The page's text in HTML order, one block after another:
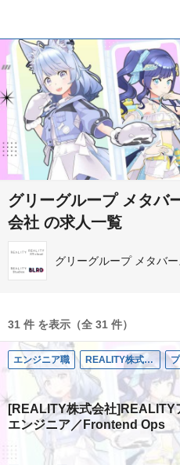
グリーグループ メタバ
会社 の求人一覧
グリーグループ メタバ
31 件 を表示（全 31 件）
エンジニア職 REALITY株式会社
[REALITY株式会社]REALITY
エンジニア／Frontend Ops